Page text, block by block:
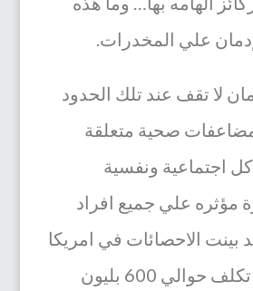
علي المخدرات.
لا تقف عند تلك الحدود
صحية متعلقة
اجتماعية ونفسية
مؤثره علي جميع افراد
بينت الاحصائات في امريكا
بان المخدرات تكلف حوالي 600 بليون